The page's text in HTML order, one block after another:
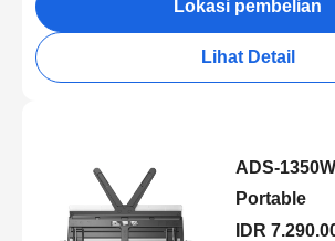
Lokasi pembelian
Lihat Detail
ADS-
Portable
IDR